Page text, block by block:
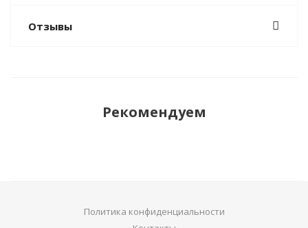
Отзывы
Рекомендуем
Политика конфиденциальности